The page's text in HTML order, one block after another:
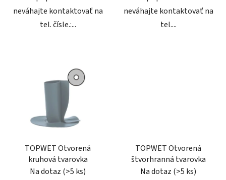
neváhajte kontaktovať na
tel. čísle.:...
neváhajte kontaktovať na
tel....
TOPWET Otvorená
kruhová tvarovka
Na dotaz (>5 ks)
TOPWET Otvorená
štvorhranná tvarovka
Na dotaz (>5 ks)